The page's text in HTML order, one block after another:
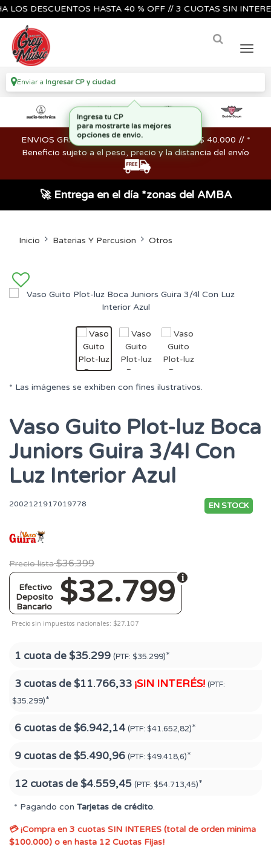
DESCUENTOS HASTA 40 % OFF // 3 CUOTAS SIN
Enviar a Ingresar CP y ciudad
ENVIOS GRATIS en compras mayores a los $ 40.000 // *
Beneficio sujeto a el peso, precio y la distancia del envío
🚀 Entrega en el día *zonas del AMBA
Inicio Baterias Y Percusion Otros
* Las imágenes se exhiben con fines ilustrativos.
Vaso Guito Plot-luz Boca
Juniors Guira 3/4l Con
Luz Interior Azul
2002121917019778 EN STOCK
Precio lista $36.399
$32.799
Efectivo
Deposito
Bancario
Precio sin impuestos nacionales: $27.107
1 cuota de$35.299 (PTF: $35.299)*
3 cuotas de$11.766,33 ¡SIN INTERÉS! (PTF:
$35.299)*
6 cuotas de$6.942,14 (PTF: $41.652,82)*
9 cuotas de$5.490,96 (PTF: $49.418,6)*
12 cuotas de$4.559,45 (PTF: $54.713,45)*
* Pagando con Tarjetas de crédito.
💳 ¡Compra en 3 cuotas SIN INTERES (total de orden minima
$100.000) o en hasta 12 Cuotas Fijas!